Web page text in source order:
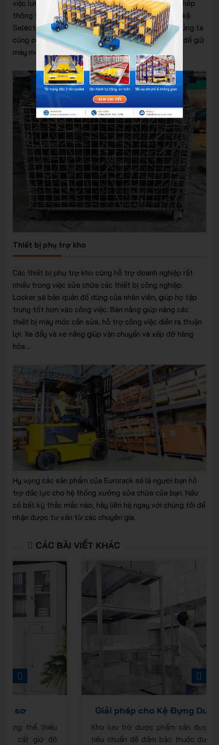
việc lưu trữ và bảo quản máy móc thiết bị. Pallet thép
thông thường giúp bạn đặt hàng hóa của mình lên kệ
Selective và hỗ trợ trong việc xếp dỡ. Ngoài ra, chúng ta
cũng có thể sử dụng pallet lưới hoặc pallet thùng để giữ
máy móc tránh tác động từ bên ngoài.
Thiết bị phụ trợ kho
Các thiết bị phụ trợ kho cũng hỗ trợ doanh nghiệp rất
nhiều trong việc sửa chữa các thiết bị công nghiệp.
Locker sẽ bảo quản đồ dùng của nhân viên, giúp họ tập
trung tốt hơn vào công việc. Bàn nâng giúp nâng các
thiết bị máy móc cần sửa, hỗ trợ công việc diễn ra thuận
lợi. Xe đẩy và xe nâng giúp vận chuyển và xếp dỡ hàng
hóa…
Hy vọng các sản phẩm của Eurorack sẽ là người bạn hỗ
trợ đắc lực cho hệ thống xưởng sửa chữa của bạn. Nếu
có bất kỳ thắc mắc nào, hãy liên hệ ngay với chúng tôi để
nhận được tư vấn từ các chuyên gia.
CÁC BÀI VIẾT KHÁC
PREVIOUS
Giải pháp cho Kệ Đựng Dược phẩm
Kho lưu trữ dược phẩm cần được đầu tư đủ
tiêu chuẩn để đảm bảo thuốc được bảo quản
NEXT